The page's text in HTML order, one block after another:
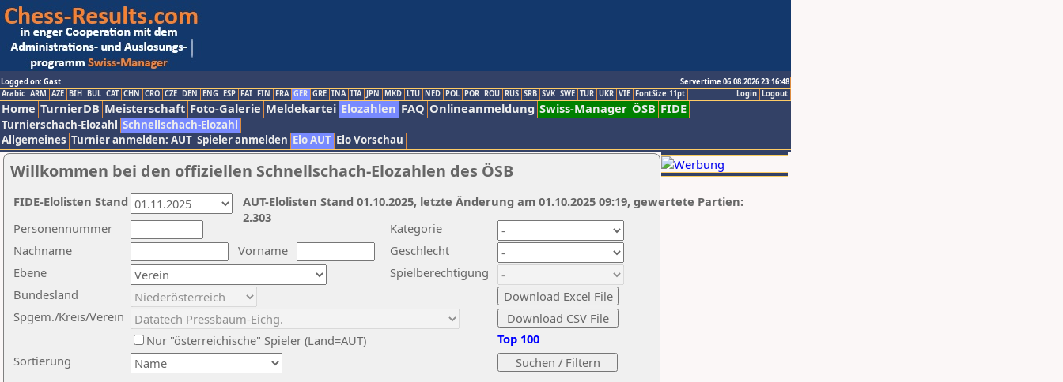
Logged on: Gast
Servertime 06.08.2026 23:16:48
Logout
Login
Arabic ARM AZE BIH BUL CAT CHN CRO CZE DEN ENG ESP FAI FIN FRA GER GRE INA ITA JPN MKD LTU NED POL POR ROU RUS SRB SVK SWE TUR UKR VIE FontSize:11pt
Home TurnierDB Meisterschaft Foto-Galerie Meldekartei Elozahlen FAQ Onlineanmeldung Swiss-Manager ÖSB FIDE
Turnierschach-Elozahl Schnellschach-Elozahl
Allgemeines Turnier anmelden: AUT Spieler anmelden Elo AUT Elo Vorschau
Willkommen bei den offiziellen Schnellschach-Elozahlen des ÖSB
Nachname
Vorname
Ebene
Kategorie
Sortierung
Personennummer
Bundesland
Spgem./Kreis/Verein
Geschlecht
Nur "österreichische" Spieler (Land=AUT)
Spielberechtigung
Top 100
AUT-Elolisten Stand 01.10.2025, letzte Änderung am 01.10.2025 09:19, gewertete Partien:
2.303
FIDE-Elolisten Stand